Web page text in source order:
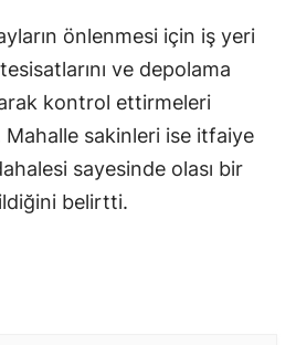
önlenmesi için iş yeri
ve depolama
kontrol ettirmeleri
Mahalle sakinleri ise itfaiye
sayesinde olası bir
belirtti.